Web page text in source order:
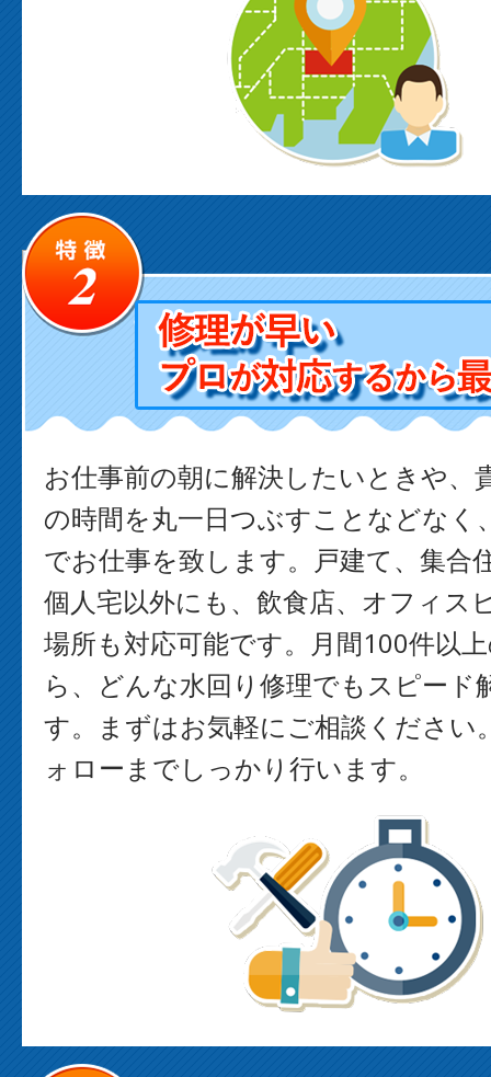
お仕事前の朝に解決したいときや、
の時間を丸一日つぶすことなどなく
でお仕事を致します。戸建て、集合
個人宅以外にも、飲食店、オフィス
場所も対応可能です。月間100件以
ら、どんな水回り修理でもスピード
す。まずはお気軽にご相談ください
ォローまでしっかり行います。